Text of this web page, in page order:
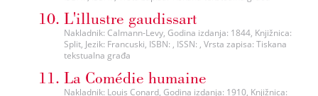
L'illustre gaudissart
Nakladnik: Calmann-Levy, Godina izdanja: 1844, Knjižnica:
Split, Jezik: Francuski, ISBN: , ISSN: , Vrsta zapisa: Tiskana
tekstualna građa
La Comédie humaine
Nakladnik: Louis Conard, Godina izdanja: 1910, Knjižnica: